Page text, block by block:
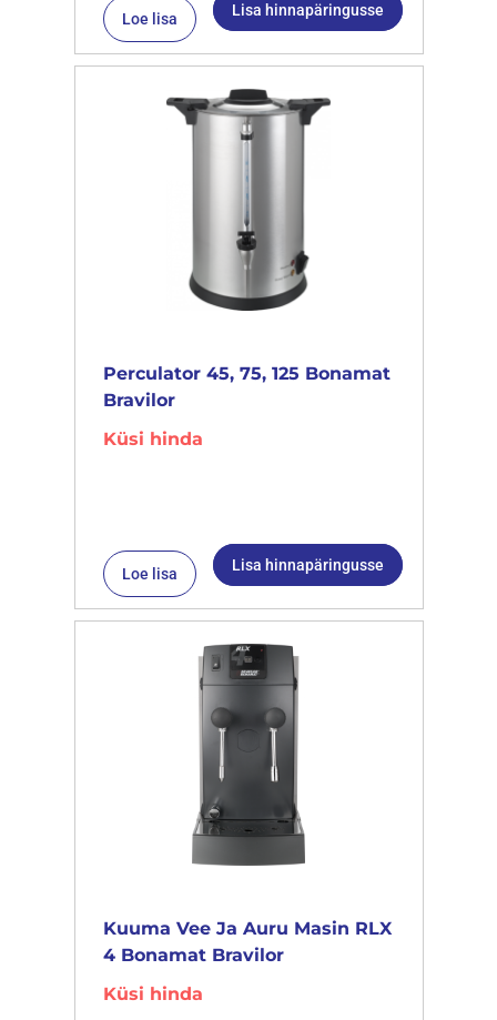
Loe lisa Lisa hinnapäringusse
Perculator 45, 75, 125 Bonamat
Bravilor
Küsi hinda
Loe lisa Lisa hinnapäringusse
Kuuma Vee Ja Auru Masin RLX
4 Bonamat Bravilor
Küsi hinda